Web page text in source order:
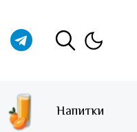
Напитки